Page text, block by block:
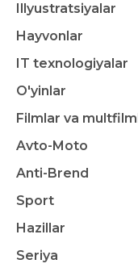
Illyustratsiyalar
Hayvonlar
IT texnologiyalar
O'yinlar
Filmlar va
Avto-Moto
Anti-Brend
Sport
Hazillar
Seriya